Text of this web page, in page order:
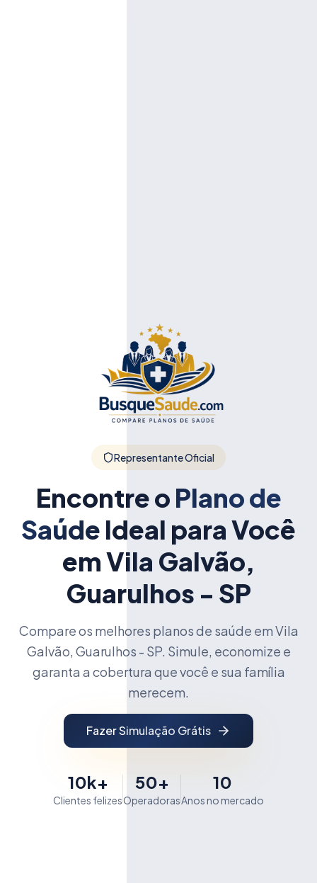
Representante Oficial
Encontre o Plano de
Saúde Ideal para Você
em Vila Galvão,
Guarulhos - SP
Compare os melhores planos de saúde em Vila
Galvão, Guarulhos - SP. Simule, economize e
garanta a cobertura que você e sua família
merecem.
Fazer Simulação Grátis
10k+
Clientes felizes
50+
Operadoras
10
Anos no mercado